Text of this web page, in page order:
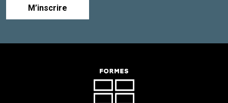
M’inscrire